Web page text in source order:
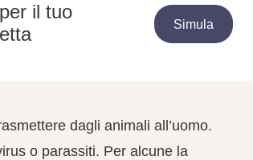
il tuo
Simula
dagli animali all’uomo.
o parassiti. Per alcune la